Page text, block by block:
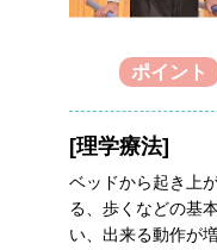
ポイント
[理学療法]
ベッドから起き上
る、歩くなどの基
い、出来る動作が